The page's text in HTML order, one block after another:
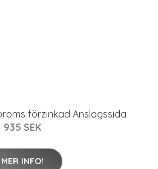
förzinkad Anslagssida
935 SEK
MER INFO!